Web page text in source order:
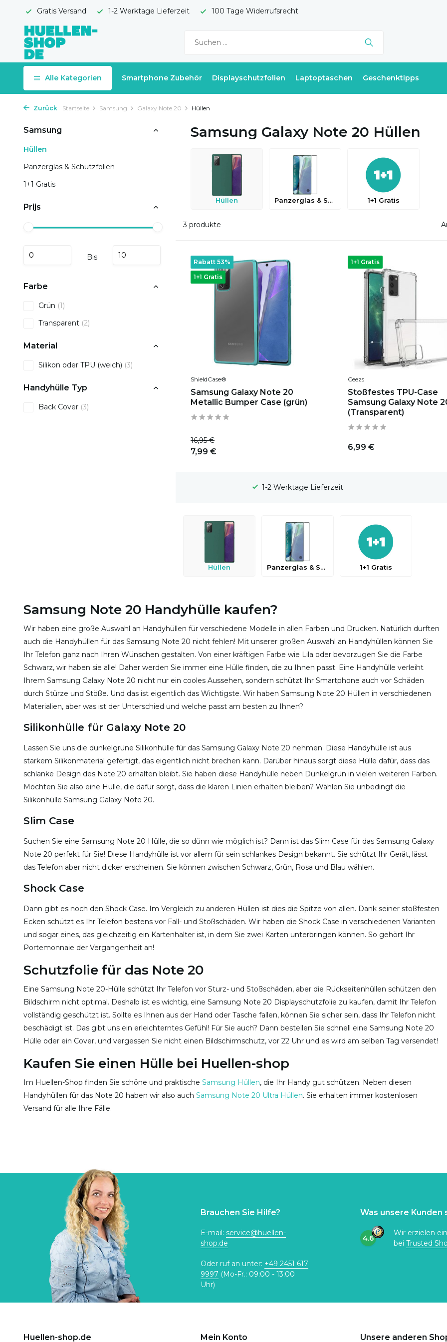
Gratis Versand 1-2 Werktage Lieferzeit 100 Tage Widerrufsrecht
Alle Kategorien Smartphone Zubehör Displayschutzfolien Laptoptaschen Geschenktipps
Zurück Startseite Samsung Galaxy Note 20 Hüllen
Samsung
Hüllen
Panzerglas & Schutzfolien
1+1 Gratis
Prijs
Bis
Farbe
Grün (1)
Transparent (2)
Material
Silikon oder TPU (weich) (3)
Handyhülle Typ
Back Cover (3)
Samsung Galaxy Note 20 Hüllen
Hüllen Panzerglas & Schutzfolien 1+1 Gratis
3 produkte
1+1 Gratis
Rabatt 53%
ShieldCase®
Samsung Galaxy Note 20
Metallic Bumper Case (grün)
16,95 €
7,99 €
1+1 Gratis
Ceezs
Stoßfestes TPU-Case
Samsung Galaxy Note
(Transparent)
6,99 €
100 Tage Widerrufsrecht
Hüllen Panzerglas & Schutzfolien 1+1 Gratis
Samsung Note 20 Handyhülle kaufen?
Wir haben eine große Auswahl an Handyhüllen für verschiedene Modelle in allen Farben und Drucken. Natürlich durften
auch die Handyhüllen für das Samsung Note 20 nicht fehlen! Mit unserer großen Auswahl an Handyhüllen können Sie
Ihr Telefon ganz nach Ihren Wünschen gestalten. Von einer kräftigen Farbe wie Lila oder bevorzugen Sie die Farbe
Schwarz, wir haben sie alle! Daher werden Sie immer eine Hülle finden, die zu Ihnen passt. Eine Handyhülle verleiht
Ihrem Samsung Galaxy Note 20 nicht nur ein cooles Aussehen, sondern schützt Ihr Smartphone auch vor Schäden
durch Stürze und Stöße. Und das ist eigentlich das Wichtigste. Wir haben Samsung Note 20 Hüllen in verschiedenen
Materialien, aber was ist der Unterschied und welche passt am besten zu Ihnen?
Silikonhülle für Galaxy Note 20
Lassen Sie uns die dunkelgrüne Silikonhülle für das Samsung Galaxy Note 20 nehmen. Diese Handyhülle ist aus
starkem Silikonmaterial gefertigt, das eigentlich nicht brechen kann. Darüber hinaus sorgt diese Hülle dafür, dass das
schlanke Design des Note 20 erhalten bleibt. Sie haben diese Handyhülle neben Dunkelgrün in vielen weiteren Farben.
Möchten Sie also eine Hülle, die dafür sorgt, dass die klaren Linien erhalten bleiben? Wählen Sie unbedingt die
Silikonhülle Samsung Galaxy Note 20.
Slim Case
Suchen Sie eine Samsung Note 20 Hülle, die so dünn wie möglich ist? Dann ist das Slim Case für das Samsung Galaxy
Note 20 perfekt für Sie! Diese Handyhülle ist vor allem für sein schlankes Design bekannt. Sie schützt Ihr Gerät, lässt
das Telefon aber nicht dicker erscheinen. Sie können zwischen Schwarz, Grün, Rosa und Blau wählen.
Shock Case
Dann gibt es noch den Shock Case. Im Vergleich zu anderen Hüllen ist dies die Spitze von allen. Dank seiner stoßfesten
Ecken schützt es Ihr Telefon bestens vor Fall- und Stoßschäden. Wir haben die Shock Case in verschiedenen Varianten
und sogar eines, das gleichzeitig ein Kartenhalter ist, in dem Sie zwei Karten unterbringen können. So gehört Ihr
Portemonnaie der Vergangenheit an!
Schutzfolie für das Note 20
Eine Samsung Note 20-Hülle schützt Ihr Telefon vor Sturz- und Stoßschäden, aber die Rückseitenhüllen schützen den
Bildschirm nicht optimal. Deshalb ist es wichtig, eine Samsung Note 20 Displayschutzfolie zu kaufen, damit Ihr Telefon
vollständig geschützt ist. Sollte es Ihnen aus der Hand oder Tasche fallen, können Sie sicher sein, dass Ihr Telefon nicht
beschädigt ist. Das gibt uns ein erleichterntes Gefühl! Für Sie auch? Dann bestellen Sie schnell eine Samsung Note 20
Hülle oder ein Cover, und vergessen Sie nicht einen Bildschirmschutz, vor 22 Uhr und es wird am selben Tag versendet!
Kaufen Sie einen Hülle bei Huellen-shop
Im Huellen-Shop finden Sie schöne und praktische Samsung Hüllen, die Ihr Handy gut schützen. Neben diesen
Handyhüllen für das Note 20 haben wir also auch Samsung Note 20 Ultra Hüllen. Sie erhalten immer kostenlosen
Versand für alle Ihre Fälle.
Brauchen Sie Hilfe?
E-mail: service@huellen-
shop.de
Oder ruf an unter: +49 2451 617
9997 (Mo-Fr.: 09:00 - 13:00
Uhr)
Was unsere Kunden
4.6
Wir erzielen
bei Trusted
Huellen-shop.de Mein Konto Unsere anderen